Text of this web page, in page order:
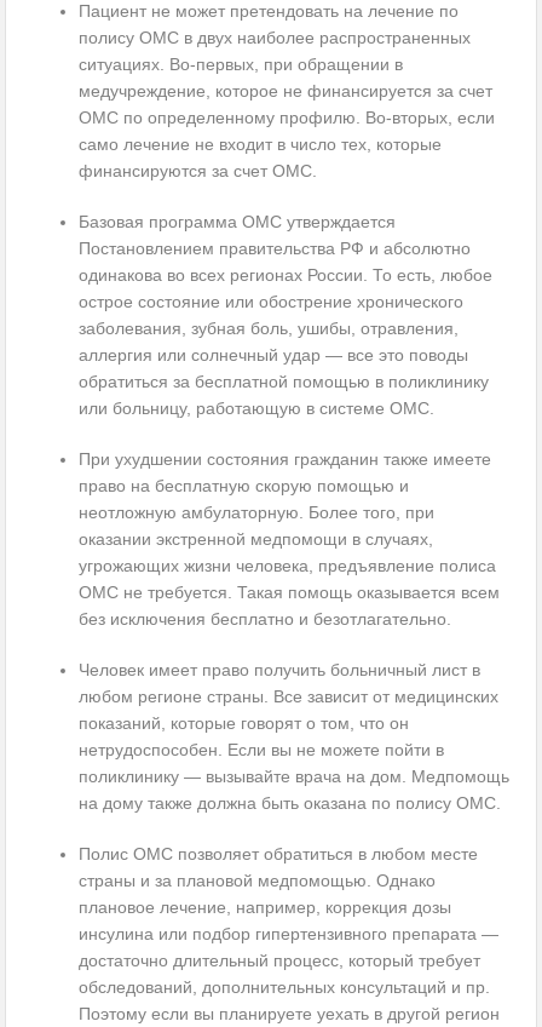
Пациент не может претендовать на лечение по
полису ОМС в двух наиболее распространенных
ситуациях. Во-первых, при обращении в
медучреждение, которое не финансируется за счет
ОМС по определенному профилю. Во-вторых, если
само лечение не входит в число тех, которые
финансируются за счет ОМС.
Базовая программа ОМС утверждается
Постановлением правительства РФ и абсолютно
одинакова во всех регионах России. То есть, любое
острое состояние или обострение хронического
заболевания, зубная боль, ушибы, отравления,
аллергия или солнечный удар — все это поводы
обратиться за бесплатной помощью в поликлинику
или больницу, работающую в системе ОМС.
При ухудшении состояния гражданин также имеете
право на бесплатную скорую помощью и
неотложную амбулаторную. Более того, при
оказании экстренной медпомощи в случаях,
угрожающих жизни человека, предъявление полиса
ОМС не требуется. Такая помощь оказывается всем
без исключения бесплатно и безотлагательно.
Человек имеет право получить больничный лист в
любом регионе страны. Все зависит от медицинских
показаний, которые говорят о том, что он
нетрудоспособен. Если вы не можете пойти в
поликлинику — вызывайте врача на дом. Медпомощь
на дому также должна быть оказана по полису ОМС.
Полис ОМС позволяет обратиться в любом месте
страны и за плановой медпомощью. Однако
плановое лечение, например, коррекция дозы
инсулина или подбор гипертензивного препарата —
достаточно длительный процесс, который требует
обследований, дополнительных консультаций и пр.
Поэтому если вы планируете уехать в другой регион